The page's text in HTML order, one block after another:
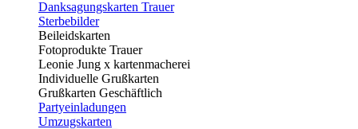
Danksagungskarten Trauer
Sterbebilder
Beileidskarten
Fotoprodukte Trauer
Leonie Jung x kartenmacherei
Individuelle Grußkarten
Grußkarten Geschäftlich
Partyeinladungen
Umzugskarten